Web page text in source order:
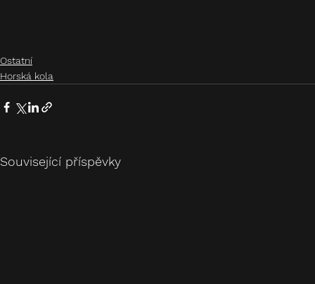
Ostatní
Horská kola
Související příspěvky